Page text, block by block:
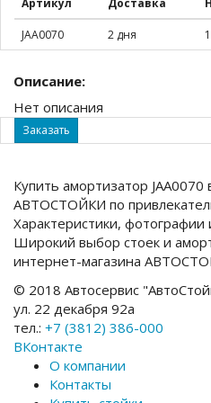
JAA0070 2 дня
Описание:
Нет описания
Заказать
Купить амортизатор JAA0070
АВТОСТОЙКИ по
Характеристики,
Широкий выбор стоек и
интернет-магазина
© 2018 Автосервис
ул. 22 декабря 92а
тел.: +7 (3812) 386-000
ВКонтакте
О компании
Контакты